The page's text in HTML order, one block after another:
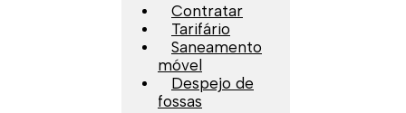
Contratar
Tarifário
Saneamento
móvel
Despejo de
fossas